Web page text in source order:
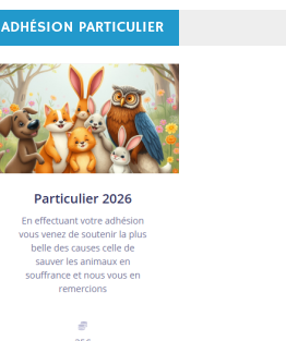
ADHÉSION PARTICULIER